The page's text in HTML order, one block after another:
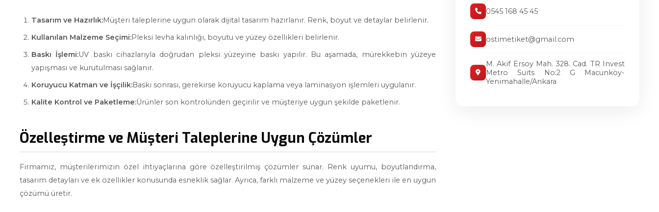
Tasarım ve Hazırlık:Müşteri taleplerine uygun olarak dijital tasarım hazırlanır. Renk, boyut ve detaylar belirlenir.
Kullanılan Malzeme Seçimi:Pleksi levha kalınlığı, boyutu ve yüzey özellikleri belirlenir.
Baskı İşlemi:UV baskı cihazlarıyla doğrudan pleksi yüzeyine baskı yapılır. Bu aşamada, mürekkebin yüzeye
yapışması ve kurutulması sağlanır.
Koruyucu Katman ve İşçilik:Baskı sonrası, gerekirse koruyucu kaplama veya laminasyon işlemleri uygulanır.
Kalite Kontrol ve Paketleme:Ürünler son kontrolünden geçirilir ve müşteriye uygun şekilde paketlenir.
Özelleştirme ve Müşteri Taleplerine Uygun Çözümler
Firmamız, müşterilerimizin özel ihtiyaçlarına göre özelleştirilmiş çözümler sunar. Renk uyumu, boyutlandırma,
tasarım detayları ve ek özellikler konusunda esneklik sağlar. Ayrıca, farklı malzeme ve yüzey seçenekleri ile en uygun
çözümü üretir.
0545 168 45 45
ostimetiket@gmail.com
M. Akif Ersoy Mah. 328. Cad. TR Invest
Metro Suits No:2 G Macunköy-
Yenimahalle/Ankara